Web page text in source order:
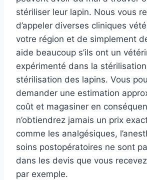
stériliser leur lapin. Nous vous
d’appeler diverses cliniques
votre région et de simplement
aide beaucoup s’ils ont un
expérimenté dans la
stérilisation des lapins. Vous
demander une estimation
coût et magasiner en
n’obtiendrez jamais un prix
comme les analgésiques,
soins postopératoires ne sont
dans les devis que vous
par exemple.